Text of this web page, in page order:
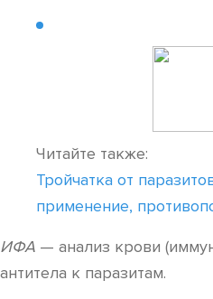
Читайте также:
Тройчатка от
применение,
ИФА — анализ крови
антитела к паразитам.